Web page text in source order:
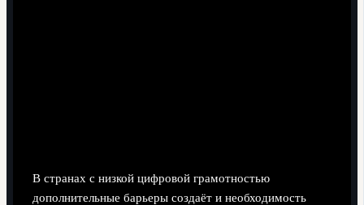
В странах с низкой цифровой грамотностью
дополнительные барьеры создаёт и необходимость